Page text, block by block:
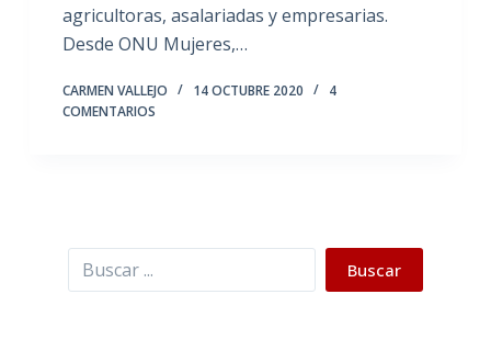
agricultoras, asalariadas y empresarias.
Desde ONU Mujeres,…
CARMEN VALLEJO 14 OCTUBRE 2020
4
COMENTARIOS
Buscar Buscar